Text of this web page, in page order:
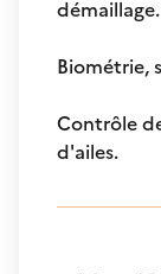
démaillage.
Biométrie,
Contrôle
d'ailes.